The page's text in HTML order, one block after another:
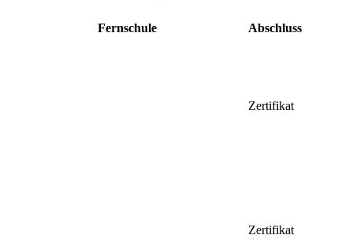
Fernschule Abschluss
Zertifikat
Zertifikat